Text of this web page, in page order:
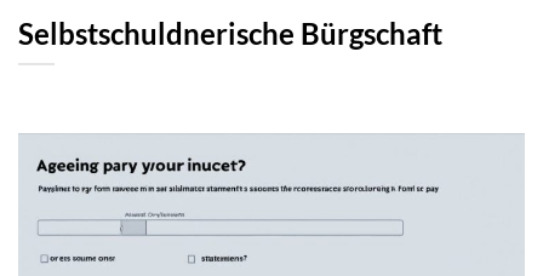
Selbstschuldnerische Bürgschaft